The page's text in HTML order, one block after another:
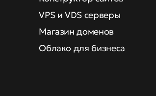
VPS и VDS серверы
Магазин доменов
Облако для бизнеса